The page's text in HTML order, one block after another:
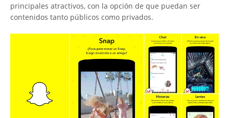
principales atractivos, con la opción de que puedan ser
contenidos tanto públicos como privados.